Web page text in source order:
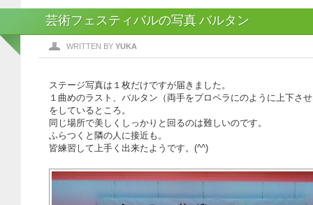
芸術フェスティバルの写真 バルタン
WRITTEN BY YUKA
ステージ写真は１枚だけですが届きました。
１曲めのラスト、バルタン（両手をプロペラにのように上下さ
をしているところ。
同じ場所で美しくしっかりと回るのは難しいのです。
ふらつくと隣の人に接近も。
皆練習して上手く出来たようです。(^^)